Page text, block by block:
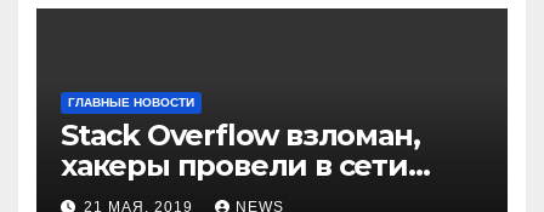
ГЛАВНЫЕ НОВОСТИ
Stack Overflow взломан,
хакеры провели в сети
компании неделю
21 МАЯ, 2019 NEWS